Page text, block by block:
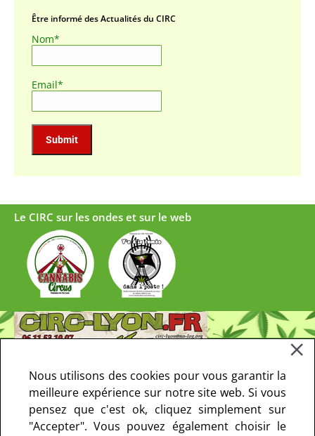
Être informé des Actualités du CIRC
Nom*
Email*
Le CIRC sur les ondes et sur le web
Nous utilisons des cookies pour vous garantir la
meilleure expérience sur notre site web. Si vous
pensez que c'est ok, cliquez simplement sur
"Accepter". Vous pouvez également choisir le